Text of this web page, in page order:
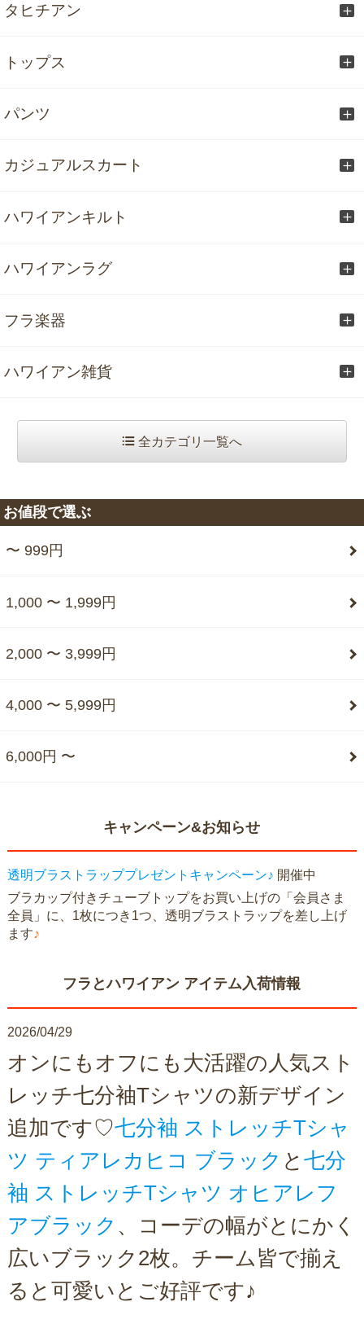
タヒチアン
トップス
パンツ
カジュアルスカート
ハワイアンキルト
ハワイアンラグ
フラ楽器
ハワイアン雑貨
全カテゴリ一覧へ
お値段で選ぶ
〜 999円
1,000 〜 1,999円
2,000 〜 3,999円
4,000 〜 5,999円
6,000円 〜
キャンペーン&お知らせ
透明ブラストラッププレゼントキャンペーン♪ 開催中
ブラカップ付きチューブトップをお買い上げの「会員さま
全員」に、1枚につき1つ、透明ブラストラップを差し上げ
ます♪
フラとハワイアン アイテム入荷情報
2026/04/29
オンにもオフにも大活躍の人気スト
レッチ七分袖Tシャツの新デザイン
追加です♡七分袖 ストレッチTシャ
ツ ティアレカヒコ ブラック と 七分
袖 ストレッチTシャツ オヒアレフ
アブラック 、コーデの幅がとにかく
広いブラック2枚。チーム皆で揃え
ると可愛いとご好評です♪